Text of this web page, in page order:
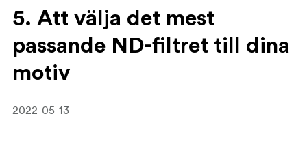
5. Att välja det mest
passande ND-filtret till dina
motiv
2022-05-13